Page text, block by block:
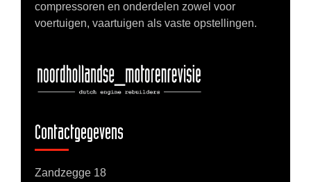
compressoren en onderdelen zowel voor
voertuigen, vaartuigen als vaste opstellingen.
Contactgegevens
Zandzegge 18